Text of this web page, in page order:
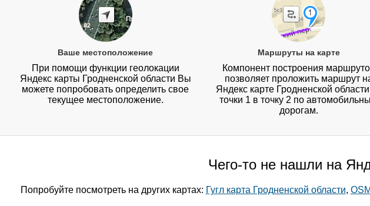
Ваше местоположение
При помощи функции геолокации
Яндекс карты Гродненской области Вы
можете попробовать определить свое
текущее местоположение.
Маршруты на карте
Компонент построения
позволяет проложить маршрут
Яндекс карте Гродненской
точки 1 в точку 2 по
дорогам.
Чего-то не нашли на
Попробуйте посмотреть на других картах: Гугл карта Гродненской области,